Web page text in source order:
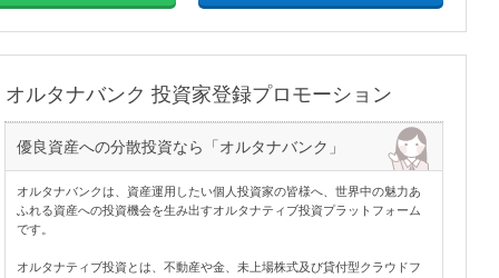
オルタナバンク 投資家登録プロモーション
優良資産への分散投資なら「オルタナバンク」
オルタナバンクは、資産運用したい個人投資家の皆様へ、世界中の魅力あ
ふれる資産への投資機会を生み出すオルタナティブ投資プラットフォーム
です。
オルタナティブ投資とは、不動産や金、未上場株式及び貸付型クラウドフ